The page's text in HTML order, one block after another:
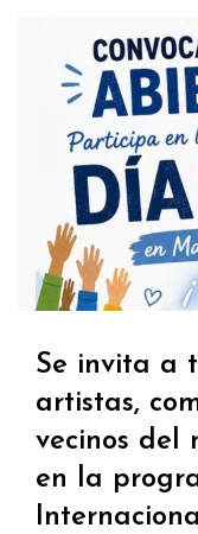
Se invita a
artistas,
vecinos del
en la